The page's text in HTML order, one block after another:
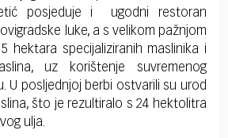
posjeduje i ugodni restoran
luke, a s velikom pažnjom
hektara specijaliziranih maslinika i
uz korištenje suvremenog
U posljednjoj berbi ostvarili su urod
što je rezultiralo s 24 hektolitra
ulja.